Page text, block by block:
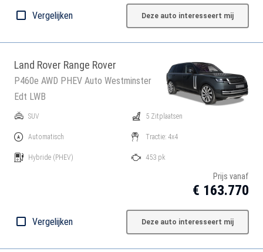
Vergelijken Deze auto interesseert mij
Land Rover Range Rover
P460e AWD PHEV Auto Westminster
Edt LWB
SUV
Automatisch
Hybride (PHEV)
5 Zitplaatsen
Tractie: 4x4
453 pk
Prijs vanaf
€ 163.770
Vergelijken Deze auto interesseert mij